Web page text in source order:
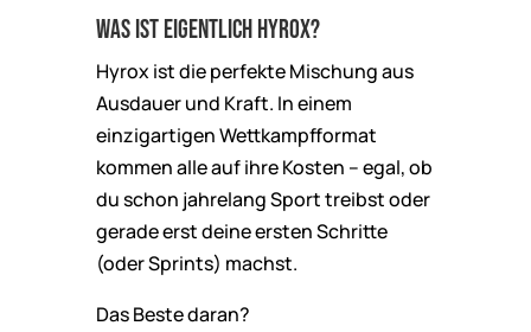
Was ist eigentlich Hyrox?
Hyrox ist die perfekte Mischung aus
Ausdauer und Kraft. In einem
einzigartigen Wettkampfformat
kommen alle auf ihre Kosten – egal, ob
du schon jahrelang Sport treibst oder
gerade erst deine ersten Schritte
(oder Sprints) machst.
Das Beste daran?